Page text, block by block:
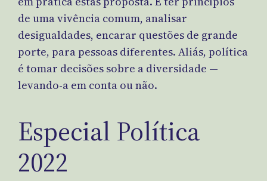
de uma vivência comum, analisar
desigualdades, encarar questões de grande
porte, para pessoas diferentes. Aliás, política
é tomar decisões sobre a diversidade —
levando-a em conta ou não.
Especial Política
2022